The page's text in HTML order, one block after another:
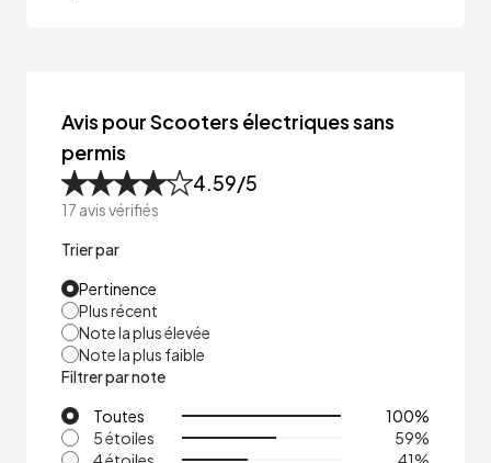
Avis pour Scooters électriques sans
permis
4.59/5
17 avis vérifiés
Trier par
Pertinence
Plus récent
Note la plus élevée
Note la plus faible
Filtrer par note
Toutes
100%
5 étoiles
59%